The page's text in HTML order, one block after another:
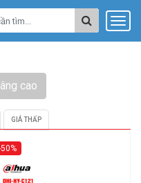
cao
GIÁ THẤP